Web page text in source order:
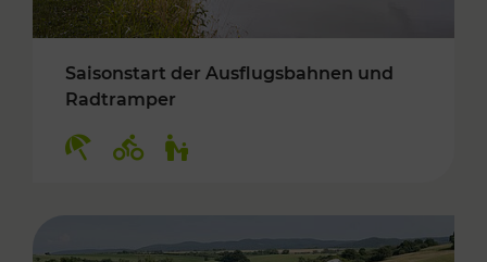
Saisonstart der Ausflugsbahnen und
Radtramper